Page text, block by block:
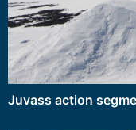
Juvass action